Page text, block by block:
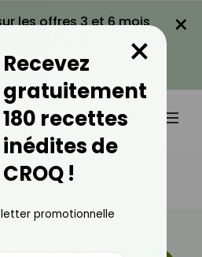
les offres 3 et 6 mois
LA PROMO
×
15 Minutes Avec Cette
Recevez
gratuitement
180 recettes
inédites de
CROQ !
×
promotionnelle